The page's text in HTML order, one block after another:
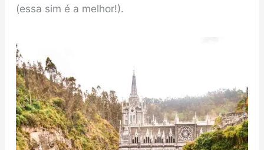
(essa sim é a melhor!).